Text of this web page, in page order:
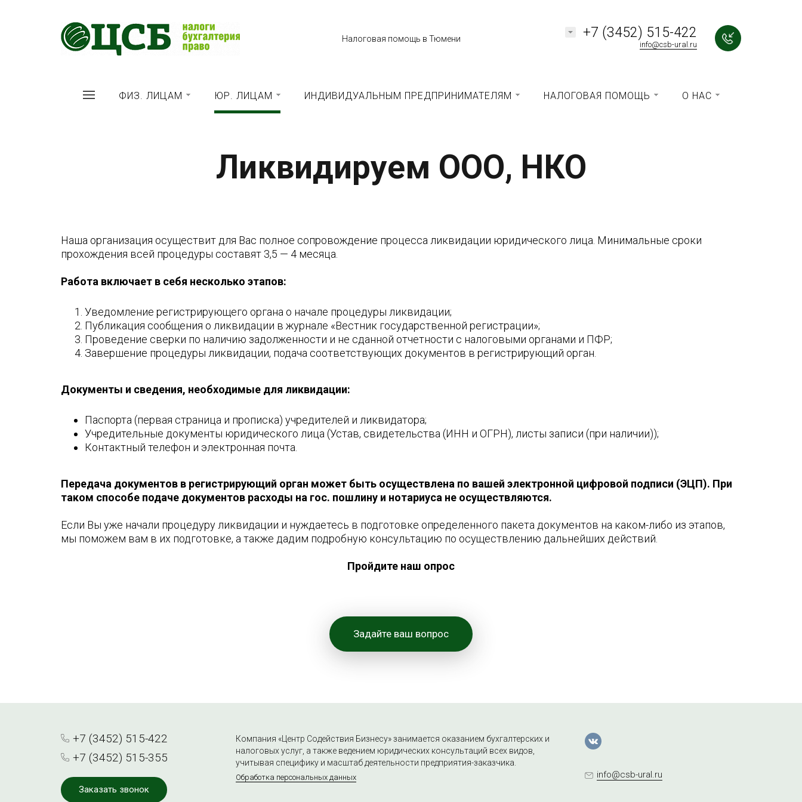
Налоговая помощь в Тюмени +7 (3452) 515-422
info@csb-ural.ru
ФИЗ. ЛИЦАМ ЮР. ЛИЦАМ ИНДИВИДУАЛЬНЫМ ПРЕДПРИНИМАТЕЛЯМ НАЛОГОВАЯ ПОМОЩЬ О НАС
Ликвидируем ООО, НКО
Наша организация осуществит для Вас полное сопровождение процесса ликвидации юридического лица. Минимальные сроки
прохождения всей процедуры составят 3,5 — 4 месяца.
Работа включает в себя несколько этапов:
Уведомление регистрирующего органа о начале процедуры ликвидации;
Публикация сообщения о ликвидации в журнале «Вестник государственной регистрации»;
Проведение сверки по наличию задолженности и не сданной отчетности с налоговыми органами и ПФР;
Завершение процедуры ликвидации, подача соответствующих документов в регистрирующий орган.
Документы и сведения, необходимые для ликвидации:
Паспорта (первая страница и прописка) учредителей и ликвидатора;
Учредительные документы юридического лица (Устав, свидетельства (ИНН и ОГРН), листы записи (при наличии));
Контактный телефон и электронная почта.
Передача документов в регистрирующий орган может быть осуществлена по вашей электронной цифровой подписи (ЭЦП). При
таком способе подаче документов расходы на гос. пошлину и нотариуса не осуществляются.
Если Вы уже начали процедуру ликвидации и нуждаетесь в подготовке определенного пакета документов на каком-либо из этапов,
мы поможем вам в их подготовке, а также дадим подробную консультацию по осуществлению дальнейших действий.
Пройдите наш опрос
Задайте ваш вопрос
+7 (3452) 515-422
+7 (3452) 515-355
Заказать звонок
Компания «Центр Содействия Бизнесу» занимается оказанием бухгалтерских и
налоговых услуг, а также ведением юридических консультаций всех видов,
учитывая специфику и масштаб деятельности предприятия-заказчика.
Обработка персональных данных info@csb-ural.ru